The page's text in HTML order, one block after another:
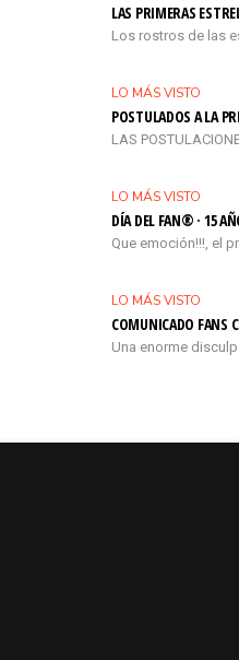
LAS PRIMERAS
Los rostros de las
LO MÁS VISTO
POSTULADOS A LA
LAS
LO MÁS VISTO
DÍA DEL FAN® · 15
Que emoción!!!, el
LO MÁS VISTO
COMUNICADO FANS
Una enorme